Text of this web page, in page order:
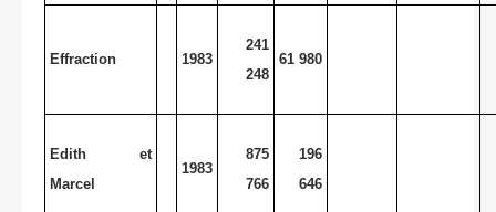
Effraction 1983
241
248
61 980
Edith et
Marcel
1983
875
766
196
646